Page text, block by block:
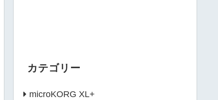
カテゴリー
microKORG XL+